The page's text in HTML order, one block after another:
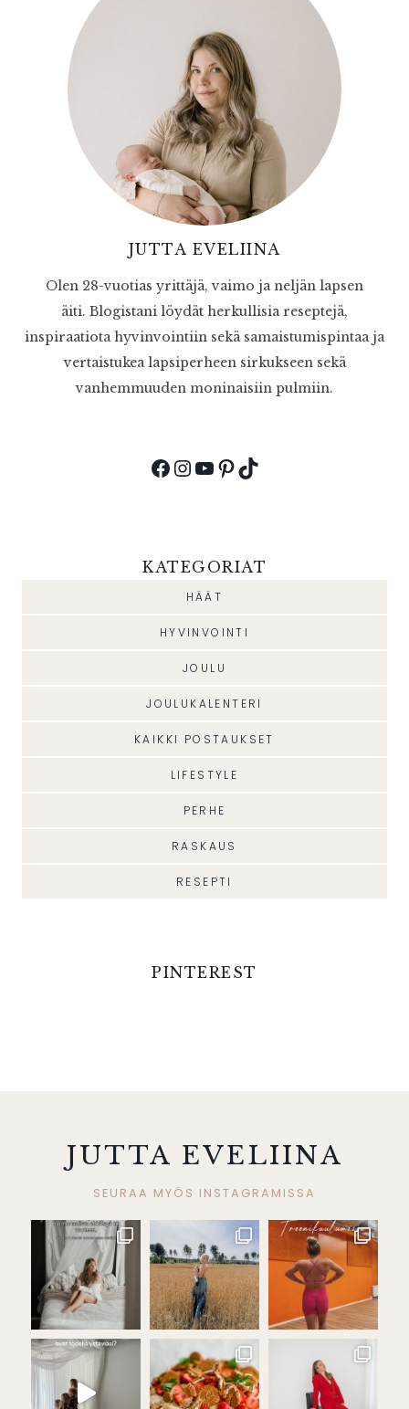
JUTTA EVELIINA
Olen 28-vuotias yrittäjä, vaimo ja neljän lapsen
äiti. Blogistani löydät herkullisia reseptejä,
inspiraatiota hyvinvointiin sekä samaistumispintaa ja
vertaistukea lapsiperheen sirkukseen sekä
vanhemmuuden moninaisiin pulmiin.
Facebook
Instagram
YouTube
Pinterest
TikTok
KATEGORIAT
HÄÄT
HYVINVOINTI
JOULU
JOULUKALENTERI
KAIKKI POSTAUKSET
LIFESTYLE
PERHE
RASKAUS
RESEPTI
PINTEREST
JUTTA EVELIINA
SEURAA MYÖS INSTAGRAMISSA